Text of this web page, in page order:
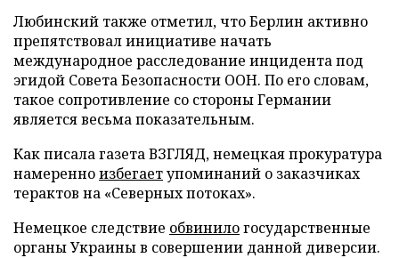
Любинский также отметил, что Берлин активно
препятствовал инициативе начать
международное расследование инцидента под
эгидой Совета Безопасности ООН. По его словам,
такое сопротивление со стороны Германии
является весьма показательным.
Как писала газета ВЗГЛЯД, немецкая прокуратура
намеренноизбегаетупоминаний о заказчиках
терактов на «Северных потоках».
Немецкое следствие обвинилогосударственные
органы Украины в совершении данной диверсии.